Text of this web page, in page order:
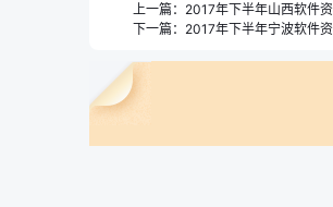
上一篇： 2017年下半年山西软件
下一篇： 2017年下半年宁波软件